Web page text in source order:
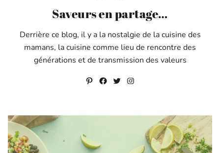
Saveurs en partage…
Derrière ce blog, il y a la nostalgie de la cuisine des
mamans, la cuisine comme lieu de rencontre des
générations et de transmission des valeurs
Pinterest
Facebook
Twitter
Instagram